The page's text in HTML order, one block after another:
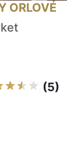
ORLOVÉ
(5)